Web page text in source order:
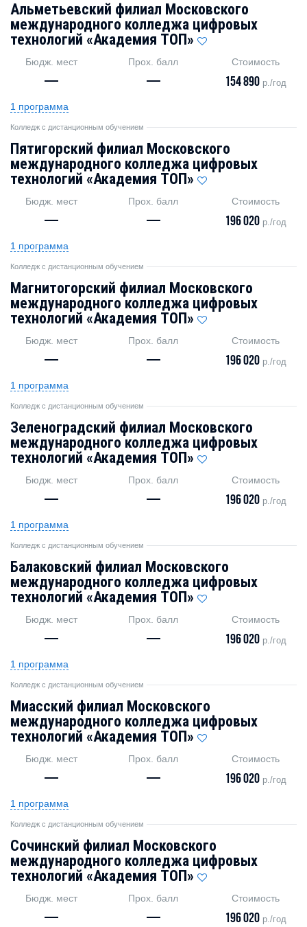
Альметьевский филиал Московского
международного колледжа цифровых
технологий «Академия ТОП»
Бюдж. мест
—
Прох. балл
—
Стоимость
154 890 р./год
1 программа
Колледж с дистанционным обучением
Пятигорский филиал Московского
международного колледжа цифровых
технологий «Академия TOП»
Бюдж. мест
—
Прох. балл
—
Стоимость
196 020 р./год
1 программа
Колледж с дистанционным обучением
Магнитогорский филиал Московского
международного колледжа цифровых
технологий «Академия TOП»
Бюдж. мест
—
Прох. балл
—
Стоимость
196 020 р./год
1 программа
Колледж с дистанционным обучением
Зеленоградский филиал Московского
международного колледжа цифровых
технологий «Академия TOП»
Бюдж. мест
—
Прох. балл
—
Стоимость
196 020 р./год
1 программа
Колледж с дистанционным обучением
Балаковский филиал Московского
международного колледжа цифровых
технологий «Академия TOП»
Бюдж. мест
—
Прох. балл
—
Стоимость
196 020 р./год
1 программа
Колледж с дистанционным обучением
Миасский филиал Московского
международного колледжа цифровых
технологий «Академия TOП»
Бюдж. мест
—
Прох. балл
—
Стоимость
196 020 р./год
1 программа
Колледж с дистанционным обучением
Сочинский филиал Московского
международного колледжа цифровых
технологий «Академия TOП»
Бюдж. мест
—
Прох. балл
—
Стоимость
196 020 р./год